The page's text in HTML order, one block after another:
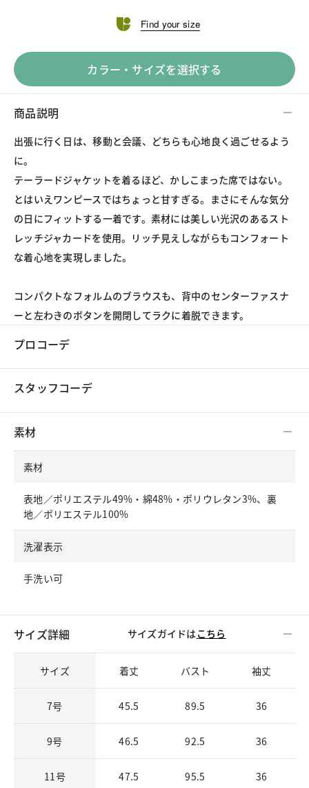
Find your size
カラー・サイズを選択する
商品説明
出張に行く日は、移動と会議、どちらも心地良く過ごせるよう
に。
テーラードジャケットを着るほど、かしこまった席ではない。
とはいえワンピースではちょっと甘すぎる。まさにそんな気分
の日にフィットする一着です。素材には美しい光沢のあるスト
レッチジャカードを使用。リッチ見えしながらもコンフォート
な着心地を実現しました。
コンパクトなフォルムのブラウスも、背中のセンターファスナ
ーと左わきのボタンを開閉してラクに着脱できます。
プロコーデ
スタッフコーデ
素材
素材
表地／ポリエステル49%・綿48%・ポリウレタン3%、裏
地／ポリエステル100%
洗濯表示
手洗い可
サイズ詳細 サイズガイドはこちら
サイズ 着丈 バスト 袖丈
7号 45.5 89.5 36
9号 46.5 92.5 36
11号 47.5 95.5 36